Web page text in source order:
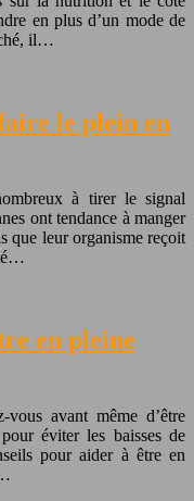
en plus d’un mode de
il…
le plein en
à tirer le signal
ont tendance à manger
que leur organisme reçoit
en pleine
avant même d’être
éviter les baisses de
pour aider à être en